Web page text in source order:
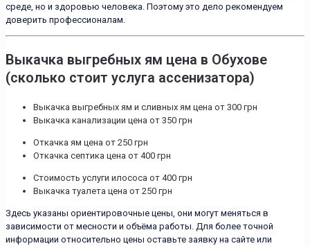
среде, но и здоровью человека. Поэтому это дело рекомендуем
доверить профессионалам.
Выкачка выгребных ям цена в Обухове
(сколько стоит услуга ассенизатора)
Выкачка выгребных ям и сливных ям цена от 300 грн
Выкачка канализации цена от 350 грн
Откачка ям цена от 250 грн
Откачка септика цена от 400 грн
Стоимость услуги илососа от 400 грн
Выкачка туалета цена от 250 грн
Здесь указаны ориентировочные цены, они могут меняться в
зависимости от месности и объёма работы. Для более точной
информации относительно цены оставьте заявку на сайте или